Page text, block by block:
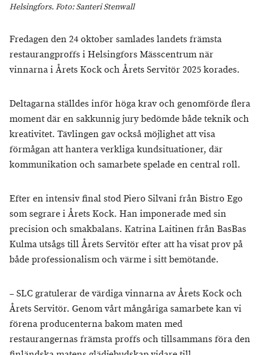
Helsingfors. Foto: Santeri Stenwall
Fredagen den 24 oktober samlades landets främsta
restaurangproffs i Helsingfors Mässcentrum när
vinnarna i Årets Kock och Årets Servitör 2025 korades.
Deltagarna ställdes inför höga krav och genomförde flera
moment där en sakkunnig jury bedömde både teknik och
kreativitet. Tävlingen gav också möjlighet att visa
förmågan att hantera verkliga kundsituationer, där
kommunikation och samarbete spelade en central roll.
Efter en intensiv final stod Piero Silvani från Bistro Ego
som segrare i Årets Kock. Han imponerade med sin
precision och smakbalans. Katrina Laitinen från BasBas
Kulma utsågs till Årets Servitör efter att ha visat prov på
både professionalism och värme i sitt bemötande.
– SLC gratulerar de värdiga vinnarna av Årets Kock och
Årets Servitör. Genom vårt mångåriga samarbete kan vi
förena producenterna bakom maten med
restaurangernas främsta proffs och tillsammans föra den